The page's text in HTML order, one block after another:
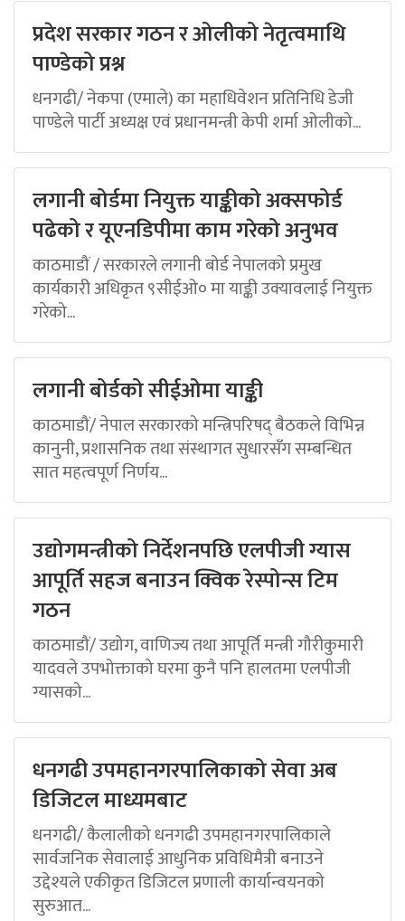
प्रदेश सरकार गठन र ओलीको नेतृत्वमाथि
पाण्डेको प्रश्न
धनगढी/ नेकपा (एमाले) का महाधिवेशन प्रतिनिधि डेजी
पाण्डेले पार्टी अध्यक्ष एवं प्रधानमन्त्री केपी शर्मा ओलीको...
लगानी बोर्डमा नियुक्त याङ्कीको अक्सफोर्ड
पढेको र यूएनडिपीमा काम गरेको अनुभव
काठमाडौं / सरकारले लगानी बोर्ड नेपालको प्रमुख
कार्यकारी अधिकृत ९सीईओ० मा याङ्की उक्यावलाई नियुक्त
गरेको...
लगानी बोर्डको सीईओमा याङ्की
काठमाडौं/ नेपाल सरकारको मन्त्रिपरिषद् बैठकले विभिन्न
कानुनी, प्रशासनिक तथा संस्थागत सुधारसँग सम्बन्धित
सात महत्वपूर्ण निर्णय...
उद्योगमन्त्रीको निर्देशनपछि एलपीजी ग्यास
आपूर्ति सहज बनाउन क्विक रेस्पोन्स टिम
गठन
काठमाडौं/ उद्योग, वाणिज्य तथा आपूर्ति मन्त्री गौरीकुमारी
यादवले उपभोक्ताको घरमा कुनै पनि हालतमा एलपीजी
ग्यासको...
धनगढी उपमहानगरपालिकाको सेवा अब
डिजिटल माध्यमबाट
धनगढी/ कैलालीको धनगढी उपमहानगरपालिकाले
सार्वजनिक सेवालाई आधुनिक प्रविधिमैत्री बनाउने
उद्देश्यले एकीकृत डिजिटल प्रणाली कार्यान्वयनको
सुरुआत...